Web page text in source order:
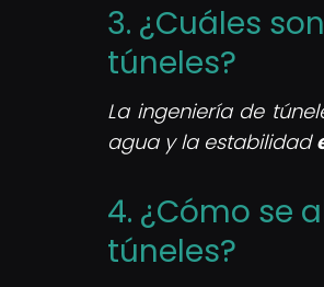
3. ¿Cuáles
túneles?
La ingeniería de
agua y la estabilidad
4. ¿Cómo se
túneles?